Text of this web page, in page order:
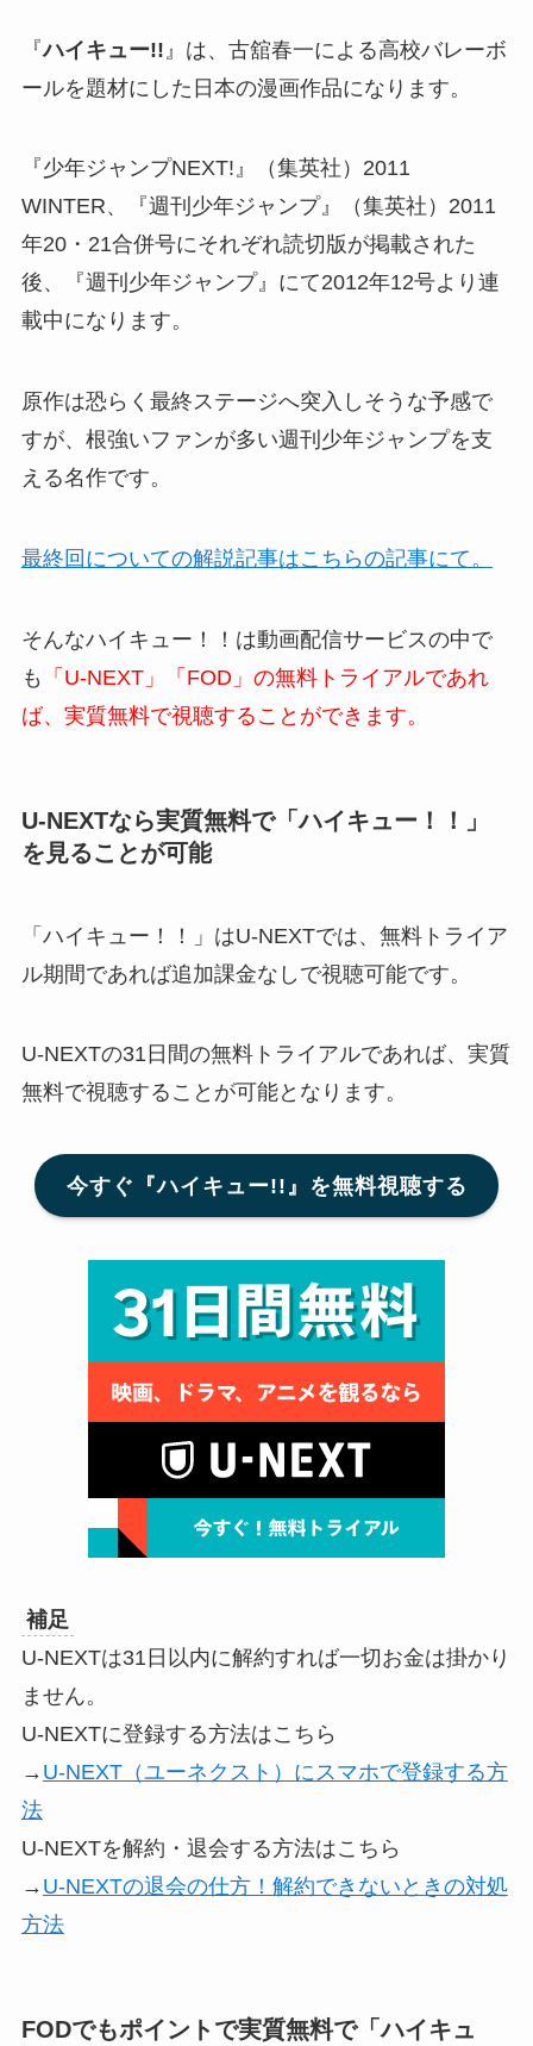
『ハイキュー!! 』は、古舘春一による高校バレーボ
ールを題材にした日本の漫画作品になります。
『少年ジャンプNEXT!』（集英社）2011
WINTER、『週刊少年ジャンプ』（集英社）2011
年20・21合併号にそれぞれ読切版が掲載された
後、『週刊少年ジャンプ』にて2012年12号より連
載中になります。
原作は恐らく最終ステージへ突入しそうな予感で
すが、根強いファンが多い週刊少年ジャンプを支
える名作です。
最終回についての解説記事はこちらの記事にて。
そんなハイキュー！！は動画配信サービスの中で
も
「U-NEXT」「FOD」の無料トライアルであれ
ば、実質無料で視聴することができます。
U-NEXTなら実質無料で「ハイキュー！！」
を見ることが可能
「ハイキュー！！」はU-NEXTでは、無料トライア
ル期間であれば追加課金なしで視聴可能です。
U-NEXTの31日間の無料トライアルであれば、実質
無料で視聴することが可能となります。
今すぐ『ハイキュー!!』を無料視聴する
補足
U-NEXTは31日以内に解約すれば一切お金は掛かり
ません。
U-NEXTに登録する方法はこちら
→ U-NEXT（ユーネクスト）にスマホで登録する方
法
U-NEXTを解約・退会する方法はこちら
→ U-NEXTの退会の仕方！解約できないときの対処
方法
FODでもポイントで実質無料で「ハイキュ